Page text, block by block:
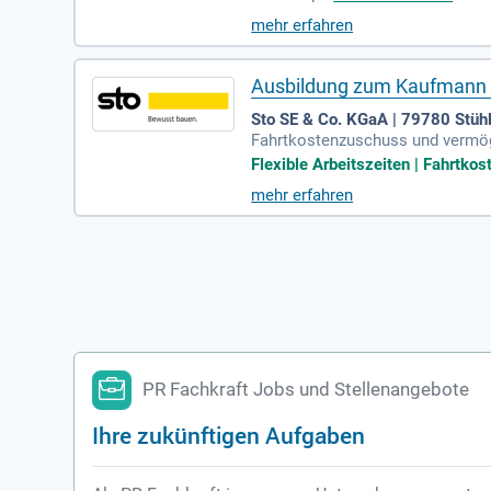
ollen Werbemitteln – du
wirb dich jetzt per Chat und
mehr erfahren
Ausbildung zum
Sto SE & Co. KGaA | 79780
Fahrtkostenzuschuss und
klima in einem dynamischen
Flexible Arbeitszeiten |
mehr erfahren
PR Fachkraft Jobs und Stellenangebote
Ihre zukünftigen Aufgaben